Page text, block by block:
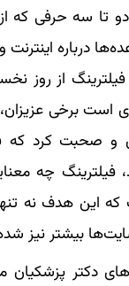
دو تا سه حرفی که
درباره
از روز
است برخی
فیلترینگ چه
این هدف نه
بیشتر نیز
دکتر پزشکیان